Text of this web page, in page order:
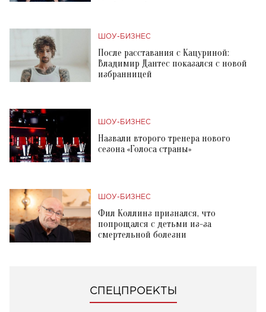
ШОУ-БИЗНЕС
После расставания с Кацуриной:
Владимир Дантес показался с новой
избранницей
ШОУ-БИЗНЕС
Назвали второго тренера нового
сезона «Голоса страны»
ШОУ-БИЗНЕС
Фил Коллинз признался, что
попрощался с детьми из-за
смертельной болезни
СПЕЦПРОЕКТЫ